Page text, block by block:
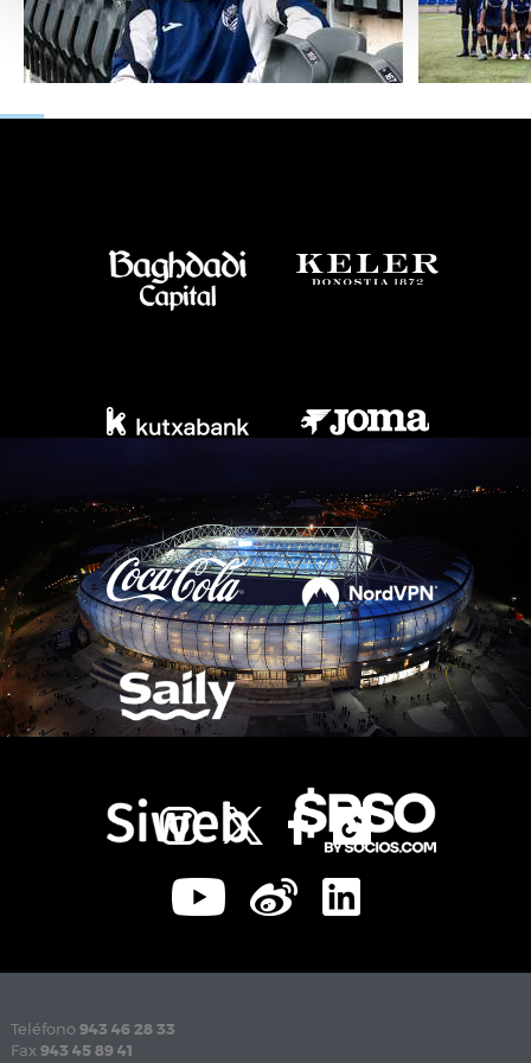
Teléfono 943 46 28 33
Fax 943 45 89 41